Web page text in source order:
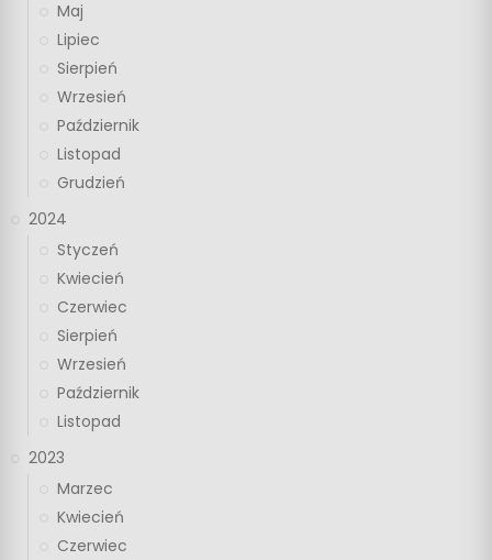
Maj
Lipiec
Sierpień
Wrzesień
Październik
Listopad
Grudzień
2024
Styczeń
Kwiecień
Czerwiec
Sierpień
Wrzesień
Październik
Listopad
2023
Marzec
Kwiecień
Czerwiec